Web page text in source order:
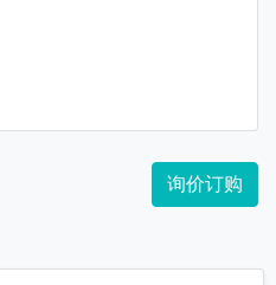
询价订购